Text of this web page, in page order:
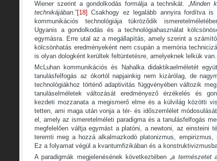
Wiener szerint a gondolkodás formálja a technikát. „Minden
technikájában .”[18] Csakhogy ez legalább annyira fordítva
kommunikációs technológiája tükröződik
Ugyanis a gondolkodás és a technológiahasználat
egymásra. Erre utal az a megállapítás, amely szerint a
kölcsönhatás eredményeként nem csupán a memória
is olyan dologként kerültek feltüntetésre, amelyeknek lelkük van.
McLuhan kommunikációs és Nahalka didaktikaelméletét
tanulásfelfogás az ókortól napjainkig nem kizárólag, de
technológiákhoz történő adaptivitás függvényében változik
tanuláselméletek változását eredményező érzékelés és
kezdeti mozzanata a megismerő elme és a külvilág közötti
tetten, ami maga után vonja a tér- és időszemlélet
el, amely az ismeretelméleti paradigma és a tanulásfelfogás
megfelelően váltja egymást a platóni, a newtoni, az einsteini
teremti meg a hozzá alkalmazkodó platonizmus, empirizmus,
Ez a folyamat végül a kvantumfizikában és a
A paradigmák megjelenésének következtében „a természetet